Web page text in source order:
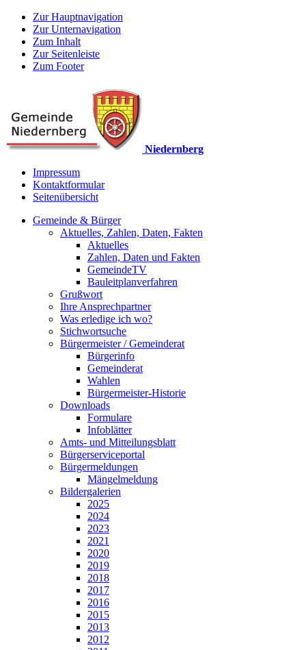
Zur Hauptnavigation
Zur Unternavigation
Zum Inhalt
Zur Seitenleiste
Zum Footer
Niedernberg
Impressum
Kontaktformular
Seitenübersicht
Gemeinde & Bürger
Aktuelles, Zahlen, Daten, Fakten
Aktuelles
Zahlen, Daten und Fakten
GemeindeTV
Bauleitplanverfahren
Grußwort
Ihre Ansprechpartner
Was erledige ich wo?
Stichwortsuche
Bürgermeister / Gemeinderat
Bürgerinfo
Gemeinderat
Wahlen
Bürgermeister-Historie
Downloads
Formulare
Infoblätter
Amts- und Mitteilungsblatt
Bürgerserviceportal
Bürgermeldungen
Mängelmeldung
Bildergalerien
2025
2024
2023
2021
2020
2019
2018
2017
2016
2015
2013
2012